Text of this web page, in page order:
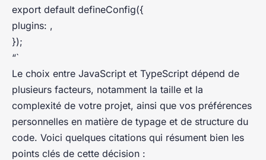
export default defineConfig({
plugins: ,
});
“`
Le choix entre JavaScript et TypeScript dépend de
plusieurs facteurs, notamment la taille et la
complexité de votre projet, ainsi que vos préférences
personnelles en matière de typage et de structure du
code. Voici quelques citations qui résument bien les
points clés de cette décision :